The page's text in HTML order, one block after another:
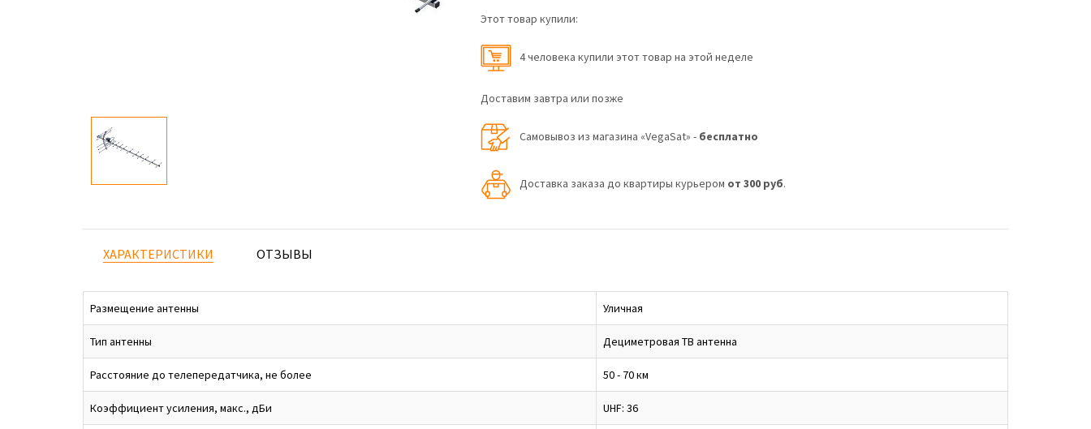
Этот товар купили:
4 человекa купили этот товар на этой неделе
Доставим завтра или позже
Самовывоз из магазина «VegaSat» - бесплатно
Доставка заказа до квартиры курьером от 300 руб.
ХАРАКТЕРИСТИКИ ОТЗЫВЫ
Размещение антенны Уличная
Тип антенны Дециметровая ТВ антенна
Расстояние до телепередатчика, не более 50 - 70 км
Коэффициент усиления, макс., дБи UHF: 36